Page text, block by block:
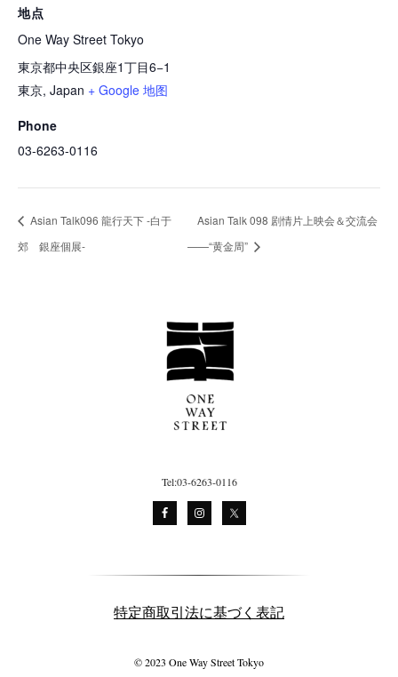
地点
One Way Street Tokyo
東京都中央区銀座1丁目6−1
東京, Japan + Google 地图
Phone
03-6263-0116
Asian Talk096 龍行天下 -白于
郊 銀座個展-
Asian Talk 098 剧情片上映会＆交流会
——“黄金周”
Tel:03-6263-0116
特定商取引法に基づく表記
© 2023 One Way Street Tokyo